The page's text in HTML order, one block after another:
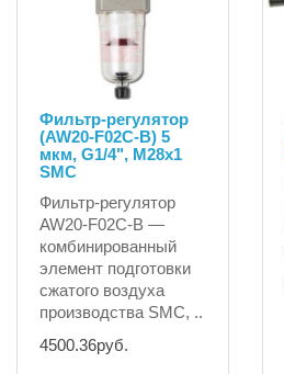
Фильтр-регулятор
(AW20-F02C-B) 5
мкм, G1/4", M28x1
SMC
Фильтр-регулятор
AW20-F02C-B —
комбинированный
элемент подготовки
сжатого воздуха
производства SMC, ..
4500.36руб.